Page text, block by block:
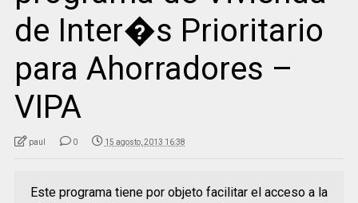
de Inter�s Prioritario
para Ahorradores –
VIPA
paul 0 15 agosto, 2013 16:38
Este programa tiene por objeto facilitar el acceso a la